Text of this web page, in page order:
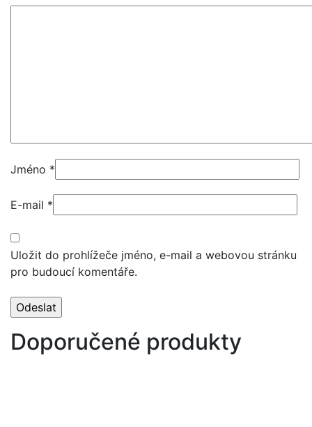
Jméno *
E-mail *
Uložit do prohlížeče jméno, e-mail a webovou stránku
pro budoucí komentáře.
Doporučené produkty